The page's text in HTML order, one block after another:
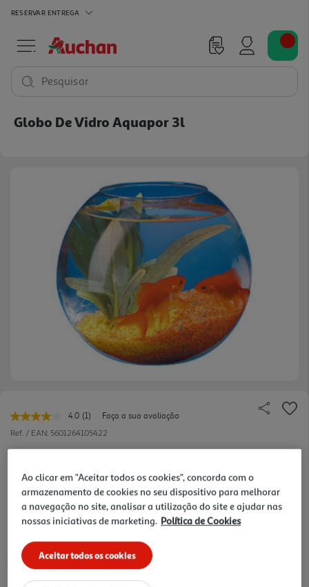
RESERVAR ENTREGA
Pesquisar
Globo De Vidro Aquapor 3l
4.0 Leu
uma
a
mesma
página.
(1)
Faça a sua avaliação
Ref. / EAN: 5601264105422
8,70 €
Notas de preparação
Ao clicar em "Aceitar todos os cookies", concorda com o
armazenamento de cookies no seu dispositivo para melhorar
a navegação no site, analisar a utilização do site e ajudar nas
nossas iniciativas de marketing. Política de Cookies
Aceitar todos os cookies